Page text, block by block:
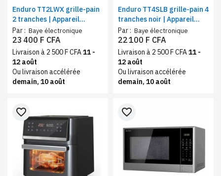
Enduro TT2LWX grille-pain
2 tranches | Appareil
pratique 1400 W,
brunissage 7 niveaux
Par : Baye électronique
23 400 F CFA
Livraison à 2 500 F CFA11 -
12 août
Ou livraison accélérée
demain, 10 août
Enduro TT4SLB grille-pain 4
tranches noir | Appareil
pratique 1400 W,
brunissage 6 niveaux
Par : Baye électronique
22 100 F CFA
Livraison à 2 500 F CFA11 -
12 août
Ou livraison accélérée
demain, 10 août
favorite_border favorite_border